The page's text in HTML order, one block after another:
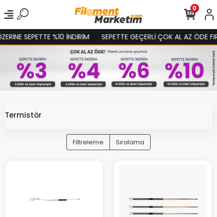
SEPETTE %10 İNDİRİM SEPETTE GEÇERLİ ÇOK AL AZ ÖDE
0
Termistör
Filtreleme Sıralama